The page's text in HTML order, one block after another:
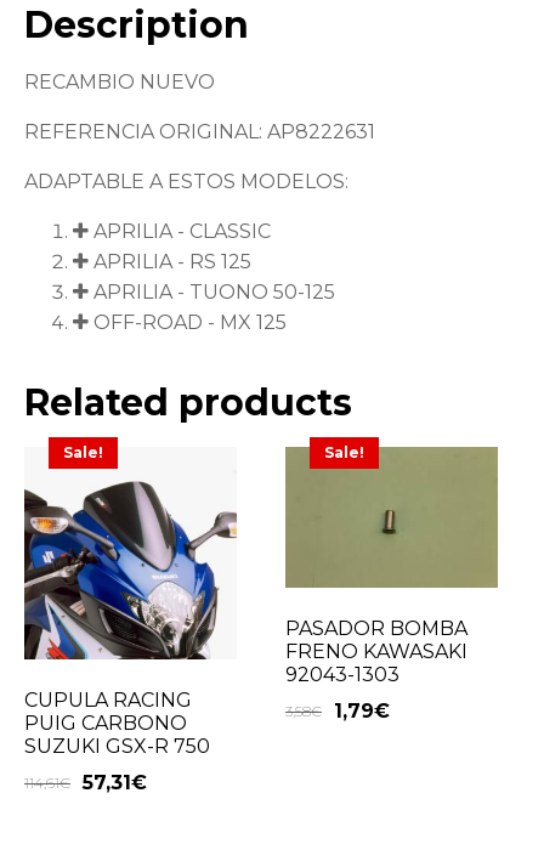
Description
RECAMBIO NUEVO
REFERENCIA ORIGINAL: AP8222631
ADAPTABLE A ESTOS MODELOS:
APRILIA - CLASSIC
APRILIA - RS 125
APRILIA - TUONO 50-125
OFF-ROAD - MX 125
Related products
Sale!
CUPULA RACING
PUIG CARBONO
SUZUKI GSX-R 750
114,61€ 57,31€
Sale!
PASADOR BOMBA
FRENO KAWASAKI
92043-1303
3,58€ 1,79€